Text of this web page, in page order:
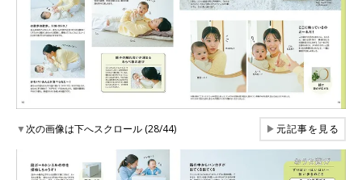
▼次の画像は下へスクロール (28/44) ▶元記事を見る